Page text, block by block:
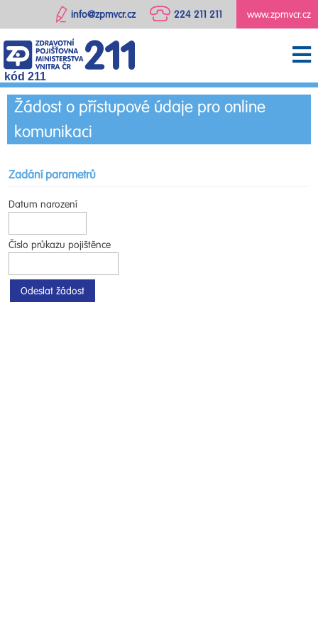
www.zpmvcr.cz
224 211 211
info@zpmvcr.cz
kód 211
Žádost o přístupové údaje pro online
komunikaci
Zadání parametrů
Datum narození
Číslo průkazu pojištěnce